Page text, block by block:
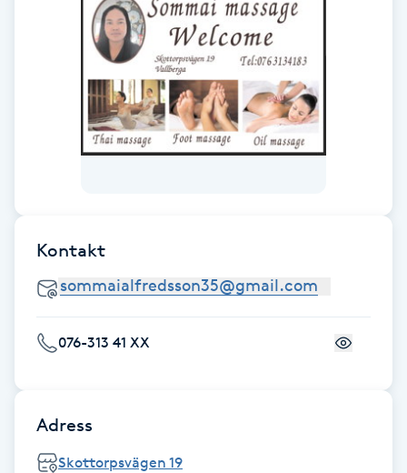
Friskvårdsmassage
Funktionsanalys
Föning
Gel naglar
Gelenaglar
Gellack
Gellack med förstärkning
Kontakt
076-313 41 XX
Adress
Skottorpsvägen 19